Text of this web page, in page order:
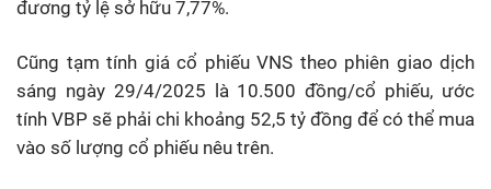
đương tỷ lệ sở hữu 7,77%.
Cũng tạm tính giá cổ phiếu VNS theo phiên giao dịch
sáng ngày 29/4/2025 là 10.500 đồng/cổ phiếu, ước
tính VBP sẽ phải chi khoảng 52,5 tỷ đồng để có thể mua
vào số lượng cổ phiếu nêu trên.